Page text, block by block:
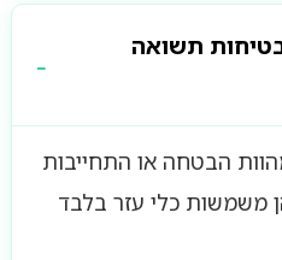
תשואה
הבטחה או התחייבות
משמשות כלי עזר בלבד